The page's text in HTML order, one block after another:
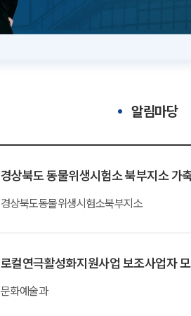
알림마당
경상북도 동물위생시험소 북부지소 가
경상북도동물위생시험소북부지소
로컬연극활성화지원사업 보조사업자
문화예술과